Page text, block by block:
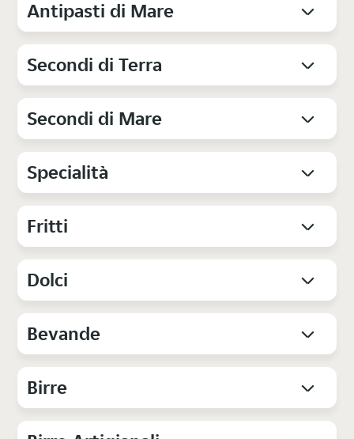
Antipasti di Mare
Secondi di Terra
Secondi di Mare
Specialità
Fritti
Dolci
Bevande
Birre